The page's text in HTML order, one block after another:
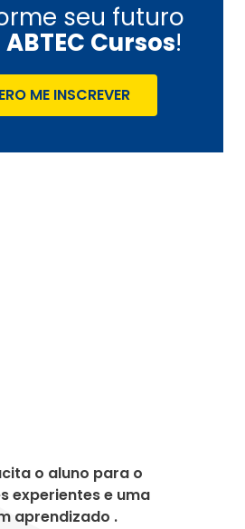
seu futuro
ABTEC Cursos!
ME INSCREVER
o aluno para o
experientes e uma
aprendizado .